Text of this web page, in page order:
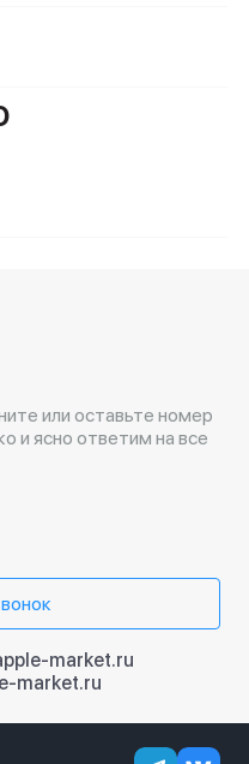
или оставьте номер
и ясно ответим на все
market.ru
market.ru